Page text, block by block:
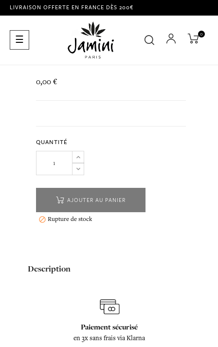
LIVRAISON OFFERTE EN FRANCE DÈS 200€
Basculer
la
☰ 0
0,00 €
QUANTITÉ
AJOUTER AU PANIER
 Rupture de stock
Description
Paiement sécurisé
en 3x sans frais via Klarna